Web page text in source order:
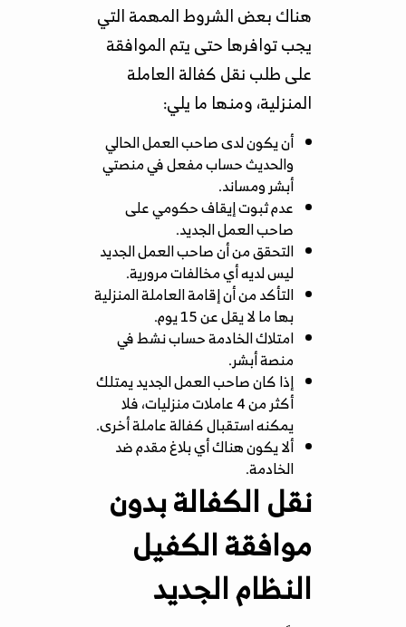
هناك بعض الشروط المهمة التي
يجب توافرها حتى يتم الموافقة
على طلب نقل كفالة العاملة
المنزلية، ومنها ما يلي:
أن يكون لدى صاحب العمل الحالي
والحديث حساب مفعل في منصتي
أبشر ومساند.
عدم ثبوت إيقاف حكومي على
صاحب العمل الجديد.
التحقق من أن صاحب العمل الجديد
ليس لديه أي مخالفات مرورية.
التأكد من أن إقامة العاملة المنزلية
بها ما لا يقل عن 15 يوم.
امتلاك الخادمة حساب نشط في
منصة أبشر.
إذا كان صاحب العمل الجديد يمتلك
أكثر من 4 عاملات منزليات، فلا
يمكنه استقبال كفالة عاملة أخرى.
ألا يكون هناك أي بلاغ مقدم ضد
الخادمة.
نقل الكفالة بدون
موافقة الكفيل
النظام الجديد